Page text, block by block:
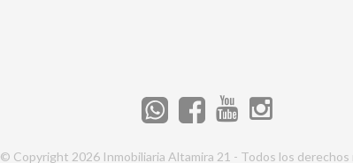
© Copyright 2026 Inmobiliaria Altamira 21 - Todos los derechos